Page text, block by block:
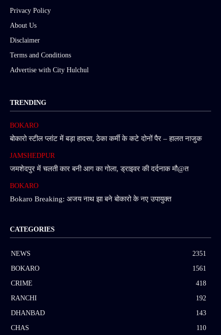
Privacy Policy
About Us
Disclaimer
Terms and Conditions
Advertise with City Hulchul
TRENDING
BOKARO
बोकारो स्टील प्लांट में बड़ा हादसा, ठेका कर्मी के कटे दोनों पैर – हालत नाजुक
JAMSHEDPUR
जमशेदपुर में चलती कार बनी आग का गोला, ड्राइवर की दर्दनाक मौ@त
BOKARO
Bokaro Breaking: अजय नाथ झा बने बोकारो के नए उपायुक्त
CATEGORIES
NEWS
2351
BOKARO
1561
CRIME
418
RANCHI
192
DHANBAD
143
CHAS
110